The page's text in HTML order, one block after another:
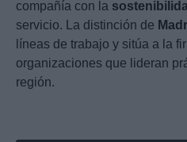
compañía con la
servicio. La distinción de
líneas de trabajo y sitúa a la
organizaciones que lideran
región.